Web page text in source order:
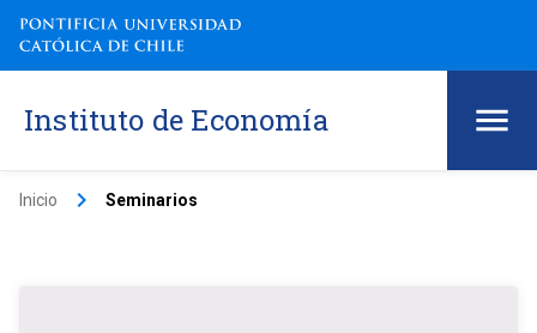
Instituto de Economía
Inicio keyboard_arrow_right Seminarios